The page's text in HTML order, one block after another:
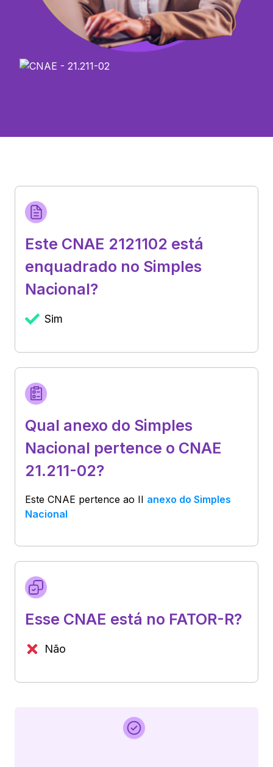
Este CNAE 2121102 está
enquadrado no Simples
Nacional?
Sim
Qual anexo do Simples
Nacional pertence o CNAE
21.211-02?
Este CNAE pertence ao II anexo do Simples
Nacional
Esse CNAE está no FATOR-R?
Não